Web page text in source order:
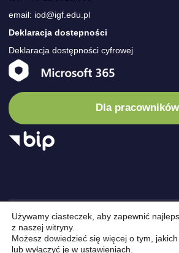
email: iod@igf.edu.pl
Deklaracja dostepności
Deklaracja dostępności cyfrowej
Dla pracowników
© Instytut
Geofizyki
/
Projekty /Kontakt
Używamy ciasteczek, aby zapewnić
z naszej witryny.
Możesz dowiedzieć się więcej o tym,
lub wyłączyć je w ustawieniach